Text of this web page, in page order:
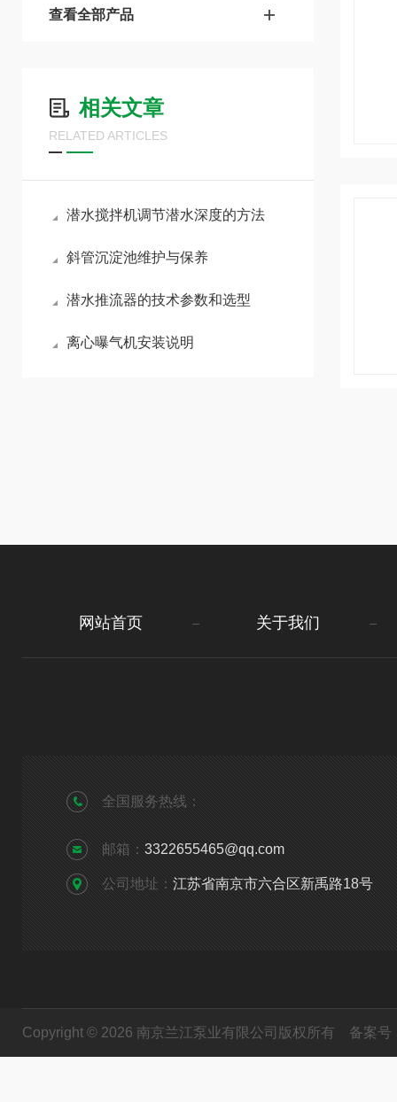
查看全部产品
相关文章
RELATED ARTICLES
潜水搅拌机调节潜水深度的方法
斜管沉淀池维护与保养
潜水推流器的技术参数和选型
离心曝气机安装说明
网站首页 关于我们
全国服务热线：
邮箱： 3322655465@qq.com
公司地址： 江苏省南京市六合区新禹路18号
Copyright © 2026 南京兰江泵业有限公司版权所有 备案号